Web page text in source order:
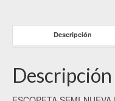
Descripción
Descripción